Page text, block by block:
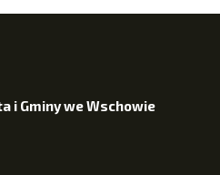
i Gminy we Wschowie